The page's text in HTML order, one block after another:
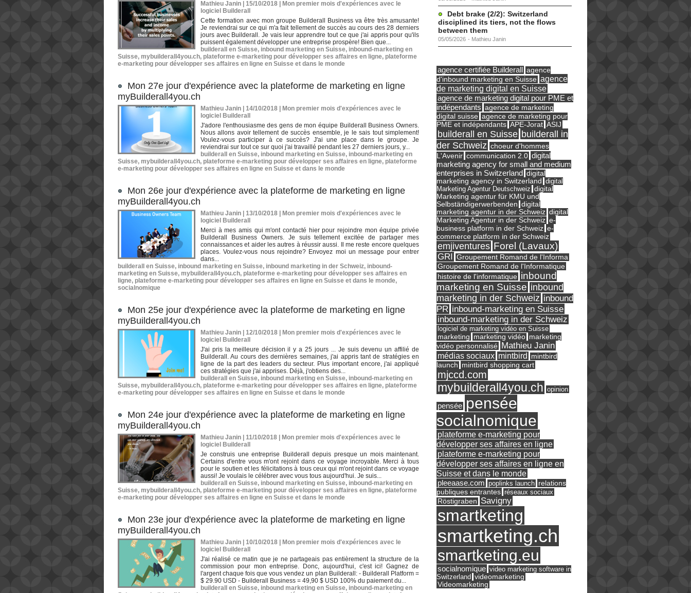
Mathieu Janin | 15/10/2018
Mon premier mois d'expériences avec le
logiciel Builderall
Cette formation avec mon groupe Builderall Business va être très amusante!
Je reviendrai sur ce qui m'a fait tellement de succès au cours des 28 derniers
jours avec Builderall. Je vais leur apprendre tout ce que j'ai appris pour qu'ils
puissent également développer une entreprise prospère! Bien que...
builderall en Suisse, inbound marketing en Suisse, inbound-marketing en
Suisse, mybuilderall4you.ch, plateforme e-marketing pour développer ses affaires en ligne, plateforme
e-marketing pour développer ses affaires en ligne en Suisse et dans le monde
Mon 27e jour d'expérience avec la plateforme de marketing en ligne
myBuilderall4you.ch
Mathieu Janin | 14/10/2018
Mon premier mois d'expériences avec le
logiciel Builderall
J'adore l'enthousiasme des gens de mon équipe Builderall Business Owners.
Nous allons avoir tellement de succès ensemble, je le sais tout simplement!
Voulez-vous participer à ce succès? J'ai une place dans le groupe. Je
reviendrai sur tout ce sur quoi j'ai travaillé pendant les 27 derniers jours, y...
builderall en Suisse, inbound marketing en Suisse, inbound-marketing en
Suisse, mybuilderall4you.ch, plateforme e-marketing pour développer ses affaires en ligne, plateforme
e-marketing pour développer ses affaires en ligne en Suisse et dans le monde
Mon 26e jour d'expérience avec la plateforme de marketing en ligne
myBuilderall4you.ch
Mathieu Janin | 13/10/2018
Mon premier mois d'expériences avec le
logiciel Builderall
Merci à mes amis qui m'ont contacté hier pour rejoindre mon équipe privée
Builderall Business Owners. Je suis tellement excitée de partager mes
connaissances et aider les autres à réussir aussi. Il me reste encore quelques
places. Voulez-vous nous rejoindre? Envoyez moi un message pour entrer
dans...
builderall en Suisse, inbound marketing en Suisse, inbound marketing in der Schweiz, inbound-
marketing en Suisse, mybuilderall4you.ch, plateforme e-marketing pour développer ses affaires en
ligne, plateforme e-marketing pour développer ses affaires en ligne en Suisse et dans le monde,
socialnomique
Mon 25e jour d'expérience avec la plateforme de marketing en ligne
myBuilderall4you.ch
Mathieu Janin | 12/10/2018
Mon premier mois d'expériences avec le
logiciel Builderall
J'ai pris la meilleure décision il y a 25 jours ... Je suis devenu un affilié de
Builderall. Au cours des dernières semaines, j'ai appris tant de stratégies en
ligne de la part des leaders du secteur. Plus important encore, j'ai appliqué
ces stratégies que j'ai apprises. Déjà, j'obtiens des...
builderall en Suisse, inbound marketing en Suisse, inbound-marketing en
Suisse, mybuilderall4you.ch, plateforme e-marketing pour développer ses affaires en ligne, plateforme
e-marketing pour développer ses affaires en ligne en Suisse et dans le monde
Mon 24e jour d'expérience avec la plateforme de marketing en ligne
myBuilderall4you.ch
Mathieu Janin | 11/10/2018
Mon premier mois d'expériences avec le
logiciel Builderall
Je construis une entreprise Builderall depuis presque un mois maintenant.
Certains d'entre vous m'ont rejoint dans ce voyage incroyable. Merci à tous
pour le soutien et les félicitations à tous ceux qui m'ont rejoint dans ce voyage
aussi! Je voulais le célébrer avec vous tous aujourd'hui. Je suis...
builderall en Suisse, inbound marketing en Suisse, inbound-marketing en
Suisse, mybuilderall4you.ch, plateforme e-marketing pour développer ses affaires en ligne, plateforme
e-marketing pour développer ses affaires en ligne en Suisse et dans le monde
Mon 23e jour d'expérience avec la plateforme de marketing en ligne
myBuilderall4you.ch
Mathieu Janin | 10/10/2018
Mon premier mois d'expériences avec le
logiciel Builderall
J'ai réalisé ce matin que je ne partageais pas entièrement la structure de la
commission pour mon entreprise. Donc, aujourd'hui, c'est ici! Gagnez de
l'argent chaque fois que vous vendez un plan Builderall: - Builderall Platform =
$ 29.90 USD - Builderall Business = 49,90 $ USD 100% du paiement du...
builderall en Suisse, inbound marketing en Suisse, inbound-marketing en
Debt brake (2/2): Switzerland
disciplined its tiers, not the flows
between them
05/05/2026 - Mathieu Janin
agence certifiée Builderall
agence
d'inbound marketing en Suisse agence
de marketing digital en Suisse
agence de marketing digital pour PME et
indépendants agence de marketing
digital suisse agence de marketing pour
PME et indépendants APE-Jorat ASIJ
builderall en Suisse builderall in
der Schweiz choeur d'hommes
L'Avenir communication 2.0 digital
marketing agency for small and medium
enterprises in Switzerland digital
marketing agency in Switzerland digital
Marketing Agentur Deutschweiz digital
Marketing agentur für KMU und
Selbständigerwerbenden digital
marketing agentur in der Schweiz digital
Marketing Agentur in der Schweiz e-
business platform in der Schweiz e-
commerce platform in der Schweiz
emjiventures Forel (Lavaux)
GRI Groupement Romand de l'Informa
Groupement Romand de l'Informatique
histoire de l'informatique inbound
marketing en Suisse inbound
marketing in der Schweiz inbound
PR inbound-marketing en Suisse
inbound-marketing in der Schweiz
logiciel de marketing vidéo en Suisse
marketing marketing vidéo marketing
vidéo personnalisé Mathieu Janin
médias sociaux mintbird
mintbird
launch mintbird shopping cart
mjccd.com
mybuilderall4you.ch opinion
pensée pensée
socialnomique
plateforme e-marketing pour
développer ses affaires en ligne
plateforme e-marketing pour
développer ses affaires en ligne en
Suisse et dans le monde
pleeaase.com poplinks launch relations
publiques entrantes réseaux sociaux
Röstigraben Savigny
smartketing
smartketing.ch
smartketing.eu
socialnomique video marketing software in
Switzerland videomarketing
Videomarketing